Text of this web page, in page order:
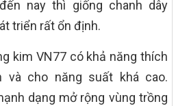
nay thì giống chanh dây
triển rất ổn định.
kim VN77 có khả năng thích
và cho năng suất khá cao.
dạng mở rộng vùng trồng